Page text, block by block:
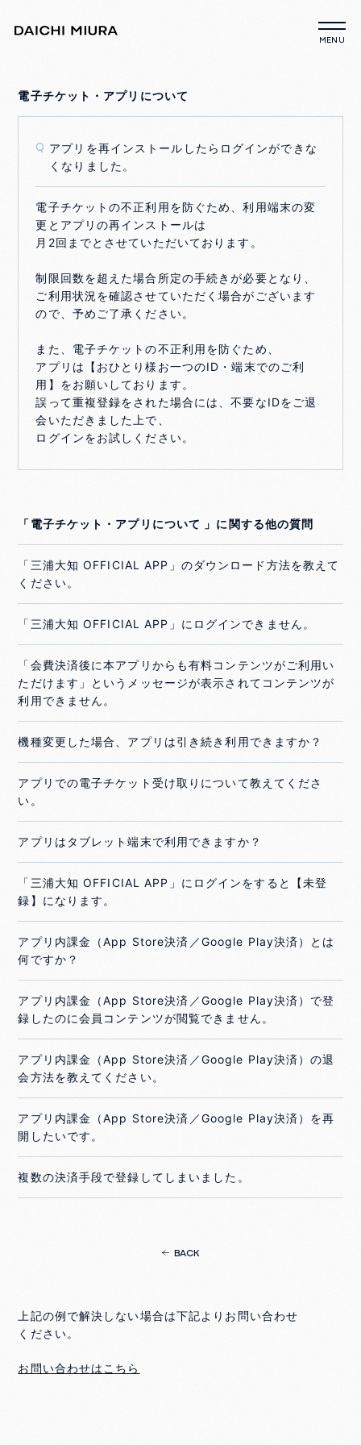
電子チケット・アプリについて
Q アプリを再インストールしたらログインができな
くなりました。
電子チケットの不正利用を防ぐため、利用端末の変
更とアプリの再インストールは
月2回までとさせていただいております。
制限回数を超えた場合所定の手続きが必要となり、
ご利用状況を確認させていただく場合がございます
ので、予めご了承ください。
また、電子チケットの不正利用を防ぐため、
アプリは【おひとり様お一つのID・端末でのご利
用】をお願いしております。
誤って重複登録をされた場合には、不要なIDをご退
会いただきました上で、
ログインをお試しください。
「電子チケット・アプリについて 」に関する他の質問
「三浦大知 OFFICIAL APP」のダウンロード方法を教えて
ください。
「三浦大知 OFFICIAL APP」にログインできません。
「会費決済後に本アプリからも有料コンテンツがご利用い
ただけます」というメッセージが表示されてコンテンツが
利用できません。
機種変更した場合、アプリは引き続き利用できますか？
アプリでの電子チケット受け取りについて教えてくださ
い。
アプリはタブレット端末で利用できますか？
「三浦大知 OFFICIAL APP」にログインをすると【未登
録】になります。
アプリ内課金（App Store決済／Google Play決済）とは
何ですか？
アプリ内課金（App Store決済／Google Play決済）で登
録したのに会員コンテンツが閲覧できません。
アプリ内課金（App Store決済／Google Play決済）の退
会方法を教えてください。
アプリ内課金（App Store決済／Google Play決済）を再
開したいです。
複数の決済手段で登録してしまいました。
BACK
上記の例で解決しない場合は下記よりお問い合わせ
ください。
お問い合わせはこちら